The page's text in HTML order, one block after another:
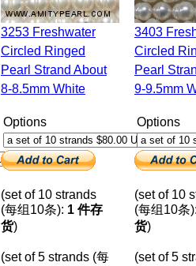
3253 Freshwater
Circled Ringed
Pearl Strand About
8-8.5mm White
Options
(set of 10 strands
(每组10条): 1 件存
货)
(set of 5 strands (每
3403 Freshwater
Circled
Pearl
9-9.5mm
Options
(set of 10
(每组10条):
货)
(set of 5